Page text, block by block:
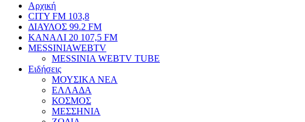
Αρχική
CITY FM 103,8
ΔΙΑΥΛΟΣ 99.2 FM
ΚΑΝΑΛΙ 20 107,5 FM
MESSINIAWEBTV
MESSINIA WEBTV TUBE
Eιδήσεις
ΜΟΥΣΙΚΑ ΝΕΑ
ΕΛΛΑΔΑ
ΚΟΣΜΟΣ
ΜΕΣΣΗΝΙΑ